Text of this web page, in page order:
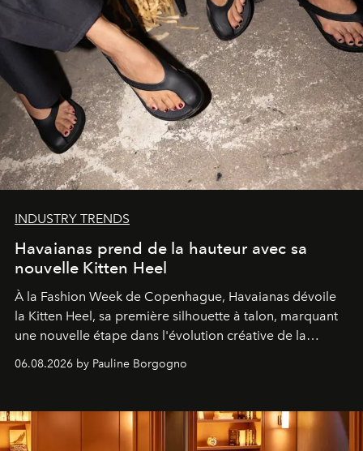
INDUSTRY TRENDS
Havaianas prend de la hauteur avec sa
nouvelle Kitten Heel
À la Fashion Week de Copenhague, Havaianas dévoile
la Kitten Heel, sa première silhouette à talon, marquant
une nouvelle étape dans l'évolution créative de la
06.08.2026 by Pauline Borgogno